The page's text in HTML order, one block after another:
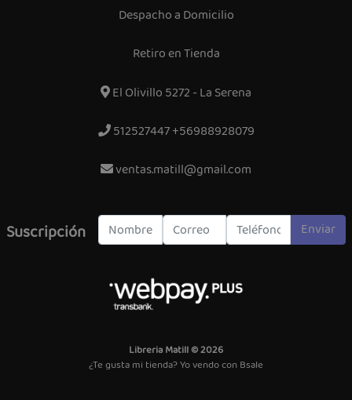
Despacho a Domicilio
Retiro en Tienda
El Olivillo 5272 - La Serena
512527447 +56988928079
ventas.matill@gmail.com
Suscripción Enviar
Libreria Matill © 2026
¿Te gusta mi tienda? Yo vendo con Bsale